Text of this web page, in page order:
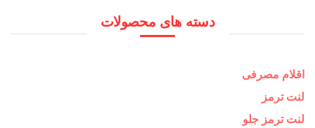
دسته های محصولات
اقلام مصرفی
لنت ترمز
لنت ترمز جلو